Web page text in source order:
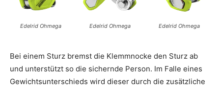
Edelrid Ohmega Edelrid Ohmega Edelrid Ohmega
Bei einem Sturz bremst die Klemmnocke den Sturz ab
und unterstützt so die sichernde Person. Im Falle eines
Gewichtsunterschieds wird dieser durch die zusätzliche